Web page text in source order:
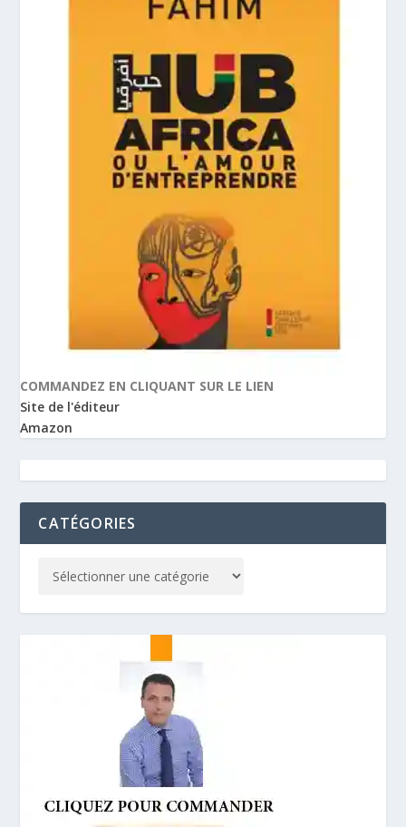
COMMANDEZ EN CLIQUANT SUR LE LIEN
Site de l'éditeur
Amazon
CATÉGORIES